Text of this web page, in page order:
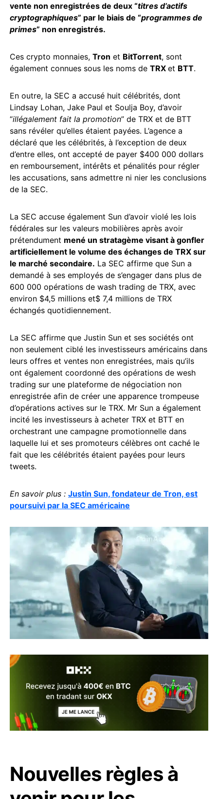
vente non enregistrées de deux “titres d’actifs
cryptographiques” par le biais de “programmes de
primes” non enregistrés.
Ces crypto monnaies, Tron et BitTorrent, sont
également connues sous les noms de TRX et BTT.
En outre, la SEC a accusé huit célébrités, dont
Lindsay Lohan, Jake Paul et Soulja Boy, d’avoir
“illégalement fait la promotion” de TRX et de BTT
sans révéler qu’elles étaient payées. L’agence a
déclaré que les célébrités, à l’exception de deux
d’entre elles, ont accepté de payer $400 000 dollars
en remboursement, intérêts et pénalités pour régler
les accusations, sans admettre ni nier les conclusions
de la SEC.
La SEC accuse également Sun d’avoir violé les lois
fédérales sur les valeurs mobilières après avoir
prétendument mené un stratagème visant à gonfler
artificiellement le volume des échanges de TRX sur
le marché secondaire. La SEC affirme que Sun a
demandé à ses employés de s’engager dans plus de
600 000 opérations de wash trading de TRX, avec
environ $4,5 millions et$ 7,4 millions de TRX
échangés quotidiennement.
La SEC affirme que Justin Sun et ses sociétés ont
non seulement ciblé les investisseurs américains dans
leurs offres et ventes non enregistrées, mais qu’ils
ont également coordonné des opérations de wesh
trading sur une plateforme de négociation non
enregistrée afin de créer une apparence trompeuse
d’opérations actives sur le TRX. Mr Sun a également
incité les investisseurs à acheter TRX et BTT en
orchestrant une campagne promotionnelle dans
laquelle lui et ses promoteurs célèbres ont caché le
fait que les célébrités étaient payées pour leurs
tweets.
En savoir plus : Justin Sun, fondateur de Tron, est
poursuivi par la SEC américaine
Nouvelles règles à